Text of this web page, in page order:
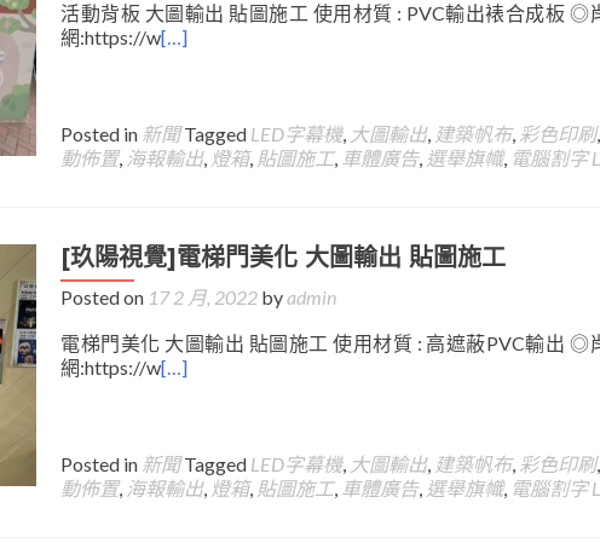
活動背板 大圖輸出 貼圖施工 使用材質 : PVC輸出裱合成板 ◎
網:https://w[…]
Posted in 新聞 Tagged LED字幕機, 大圖輸出, 建築帆布, 彩色印刷,
動佈置, 海報輸出, 燈箱, 貼圖施工, 車體廣告, 選舉旗幟, 電腦割字
[玖陽視覺]電梯門美化 大圖輸出 貼圖施工
Posted on 17 2 月, 2022 byadmin
電梯門美化 大圖輸出 貼圖施工 使用材質 : 高遮蔽PVC輸出 ◎
網:https://w[…]
Posted in 新聞 Tagged LED字幕機, 大圖輸出, 建築帆布, 彩色印刷,
動佈置, 海報輸出, 燈箱, 貼圖施工, 車體廣告, 選舉旗幟, 電腦割字